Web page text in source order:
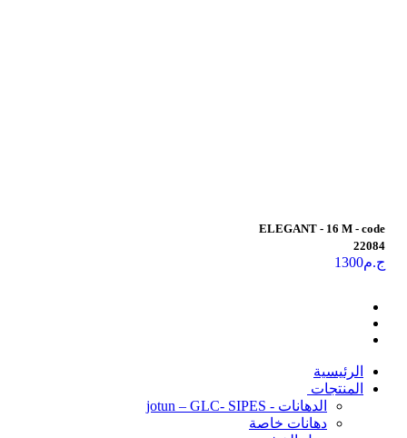
ELEGANT - 16 M - code
22084
ج.م1300
الرئيسية
المنتجات
الدهانات - jotun – GLC- SIPES
دهانات خاصة